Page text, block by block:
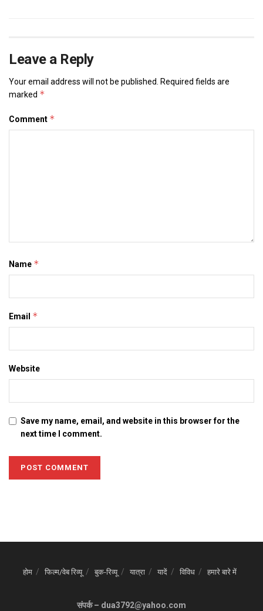
Leave a Reply
Your email address will not be published.
Required fields are
marked *
Comment *
Name *
Email *
Website
Save my name, email, and website in this browser for the
next time I comment.
होम फिल्म/वेब रिव्यू बुक-रिव्यू यात्रा यादें विविध हमारे बारे में
संपर्क – dua3792@yahoo.com